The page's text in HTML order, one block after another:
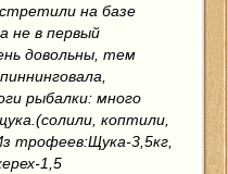
на базе
не в первый
довольны, тем
рыбалки: много
коптили,
трофеев:Щука-3,5кг,
1,5